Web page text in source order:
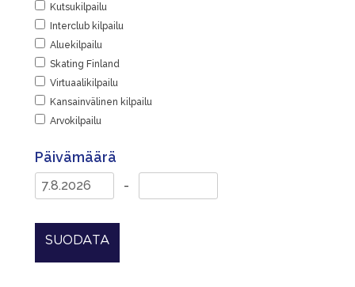
Kutsukilpailu
Interclub kilpailu
Aluekilpailu
Skating Finland
Virtuaalikilpailu
Kansainvälinen kilpailu
Arvokilpailu
Päivämäärä
-
SUODATA